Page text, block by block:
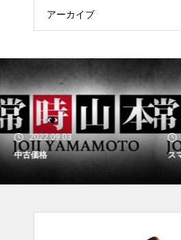
アーカイブ
2022.09.03
中古価格
ス